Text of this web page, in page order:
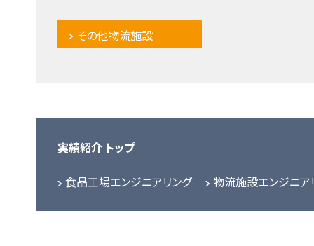
その他物流施設
実績紹介 トップ
食品工場エンジニアリング 物流施設エンジニア